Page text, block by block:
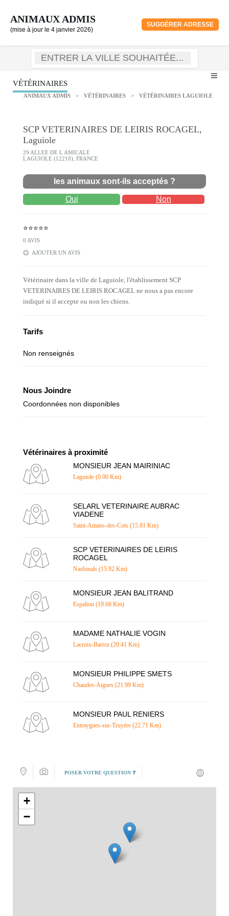
ANIMAUX ADMIS
(mise à jour le 4 janvier 2026)
SUGGÉRER ADRESSE
VÉTÉRINAIRES
ANIMAUX ADMIS > VÉTÉRINAIRES > VÉTÉRINAIRES LAGUIOLE
SCP VETERINAIRES DE LEIRIS ROCAGEL,
Laguiole
29 ALLEE DE L AMICALE
LAGUIOLE (12210), FRANCE
les animaux sont-ils acceptés ?
Oui Non
⭐⭐⭐⭐⭐
0 AVIS
AJOUTER UN AVIS
Vétérinaire dans la ville de Laguiole, l'établissement SCP
VETERINAIRES DE LEIRIS ROCAGEL ne nous a pas encore
indiqué si il accepte ou non les chiens.
Tarifs
Non renseignés
Nous Joindre
Coordonnées non disponibles
Vétérinaires à proximité
MONSIEUR JEAN MAIRINIAC
Laguiole (0.00 Km)
SELARL VETERINAIRE AUBRAC
VIADENE
Saint-Amans-des-Cots (15.81 Km)
SCP VETERINAIRES DE LEIRIS
ROCAGEL
Nasbinals (15.92 Km)
MONSIEUR JEAN BALITRAND
Espalion (19.66 Km)
MADAME NATHALIE VOGIN
Lacroix-Barrez (20.41 Km)
MONSIEUR PHILIPPE SMETS
Chaudes-Aigues (21.99 Km)
MONSIEUR PAUL RENIERS
Entraygues-sur-Truyère (22.71 Km)
POSER VOTRE QUESTION ❓
+
−